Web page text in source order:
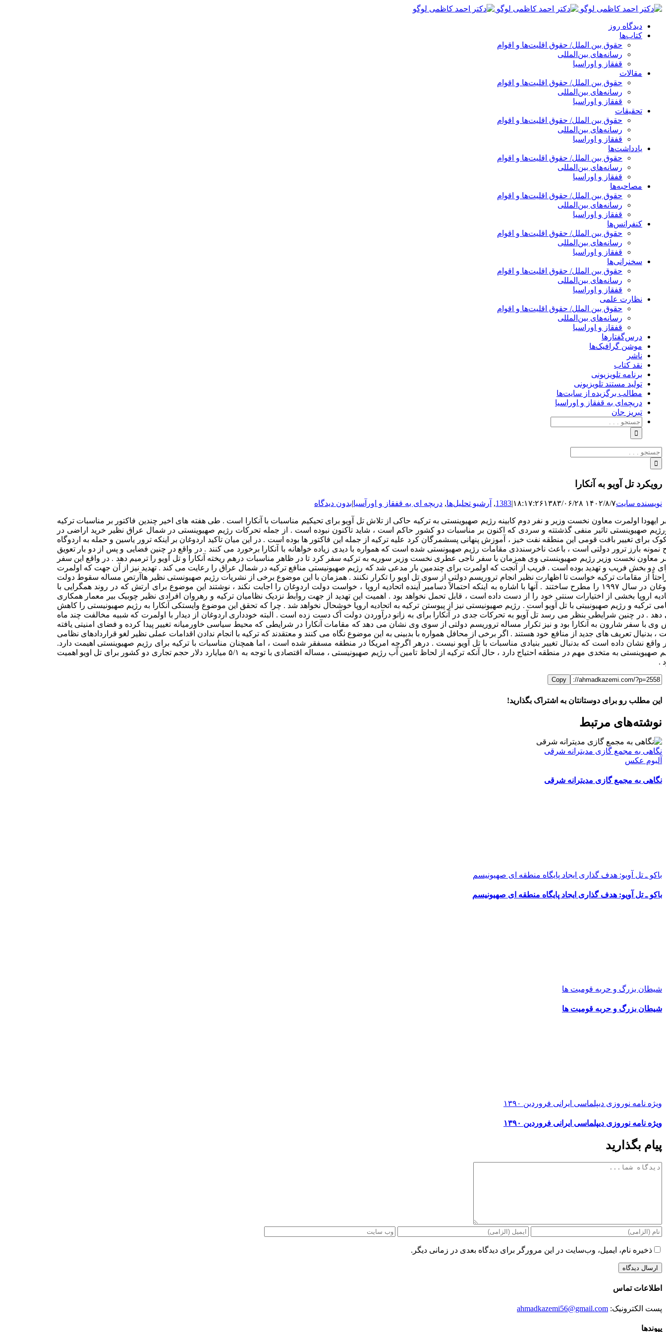
پرش
محتوا
دیدگاه روز
کتاب‌ها
حقوق بین الملل/ حقوق اقلیت‌ها و اقوام
رسانه‌های بین‌المللی
قفقاز و اوراسیا
مقالات
حقوق بین الملل/ حقوق اقلیت‌ها و اقوام
رسانه‌های بین‌المللی
قفقاز و اوراسیا
تحقیقات
حقوق بین الملل/ حقوق اقلیت‌ها و اقوام
رسانه‌های بین‌المللی
قفقاز و اوراسیا
یادداشت‌ها
حقوق بین الملل/ حقوق اقلیت‌ها و اقوام
رسانه‌های بین‌المللی
قفقاز و اوراسیا
مصاحبه‌ها
حقوق بین الملل/ حقوق اقلیت‌ها و اقوام
رسانه‌های بین‌المللی
قفقاز و اوراسیا
کنفرانس‌ها
حقوق بین الملل/ حقوق اقلیت‌ها و اقوام
رسانه‌های بین‌المللی
قفقاز و اوراسیا
سخنرانی‌ها
حقوق بین الملل/ حقوق اقلیت‌ها و اقوام
رسانه‌های بین‌المللی
قفقاز و اوراسیا
نظارت علمی
حقوق بین الملل/ حقوق اقلیت‌ها و اقوام
رسانه‌های بین‌المللی
قفقاز و اوراسیا
درس‌گفتارها
موشن گرافیک‌ها
ناشر
نقد کتاب
برنامه‌ تلویزیونی
تولید مستند تلویزیونی
مطالب برگزیده از سایت‌ها
دریچه‌ای به قفقاز و اوراسیا
تبریزِ جان
جستجو
برای:
جستجو
برای:
رویکرد تل آویو به آنکارا
نویسنده سایت۱۴۰۲/۸/۷ ۱۸:۱۷:۲۶ ۱۳۸۳/۰۶/۲۸ |
1383
, آرشیو تحلیل‌ها, دریچه ای به قفقاز و اورآسیا|بدون دیدگاه
ایهودا اولمرت معاون نخست وزیر و نفر دوم کابینه رژیم صهیوینستی به ترکیه حاکی از تلاش تل آویو برای تحیکیم مناسبات با آنکارا است . طی هفته های اخیر چندین فاکتور بر مناسبات ترکیه
صهیوینستی تاثیر منفی گذشتته و سردی که اکنون بر مناسبات دو کشور حاکم است ، شاید تاکنون نبوده است . از جمله تحرکات رژیم صهیوینستی در شمال عراق نظیر خرید اراضی در
برای تغییر بافت قومی این منطقه نفت خیز ، آموزش پنهانی پسشمرگان کرد علیه ترکیه از جمله این فاکتور ها بوده است . در این میان تاکید اردوغان بر اینکه ترور یاسین و حمله به اردوگاه
نمونه بارز ترور دولتی است ، باعث ناخرسندذی مقامات رژیم صهیونستی شده است که همواره با دیدی زیاده خواهانه با آنکارا برخورد می کنند . در واقع در چنین فضایی و پس از دو بار تعویق
معاون نخست وزیر رژیم صهیوینستی وی همزمان با سفر ناجی عطری نخست وزیر سوریه به ترکیه سفر کرد تا در ظاهر مناسبات درهم ریخته آنکارا و تل آویو را ترمیم دهد . در واقع این سفر
دو بخش فریب و تهدید بوده است . فریب از آنجت که اولمرت برای چندمین بار مدعی شد که رژیم صهیونیستی منافع ترکیه در شمال عراق را رعایت می کند . تهدید نیز از آن جهت که اولمرت
از مقامات ترکیه خواست تا اظهارت نظیر انجام تروریسم دولتی از سوی تل اویو را تکرار نکنند . همزمان با این موضوع برخی از نشریات رژیم صهیونستی نظیر هاآرتص مساله سقوط دولت
اردوغان در سال ۱۹۹۷ را مطرح ساختند . آنها با اشاره به اینکه احتمالاً دسامبر آینده اتحادیه اروپا ، خواست دولت اردوغان را اجابت نکند ، نوشتند این موضوع برای ارتش که در روند همگرایی با
اروپا بخشی از اختیارات سنتی خود را از دست داده است ، قابل تحمل نخواهد بود . اهمیت این تهدید از جهت روابط نزدیک نظامیان ترکیه و رهروان افرادی نظیر چوبیک بیر معمار همکاری
ترکیه و رژیم صهیونییتی با تل آویو است . رژیم صهیونیستی نیز از پیوستن ترکیه به اتحادیه اروپا خوشحال نخواهد شد . چرا که تحقق این موضوع وایستکی آنکارا به رژیم صهیونیستی را کاهش
. در چنین شرایطی بنظر می رسد تل آویو به تحرکات جدی در آنکارا برای به زانو درآوردن دولت آک دست زده است . البته خودداری اردوغان از دیدار با اولمرت که شبیه مخالفت چند ماه
وی با سفر شارون به آنکارا بود و نیز تکرار مساله تروریسم دولتی از سوی وی نشان می دهد که مقامات آنکارا در شرایطی که محیط سیاسی خاورمیانه تغییر پیدا کرده و فضای امنیتی یافته
، بدنیال تعریف های جدید از منافع خود هستند . اگر برخی از محافل همواره با بدبینی به این موضوع نگاه می کنند و معتقدند که ترکیه با انجام ندادن اقدامات عملی نظیر لغو قراردادهای نظامی
واقع نشان داده است که بدنبال تغییر بنیادی مناسبات با تل آویو نیست . درهر اگرچه امریکا در منطقه مسفقر شده است ، اما همچنان مناسبات با ترکیه برای رژیم صهیوینستی اهیمت دارد.
رژیم صهیوینستی به متخدی مهم در منطقه احتیاج دارد ، حال آنکه ترکیه از لحاظ تامین آب رژیم صهیونیستی ، مساله اقتصادی با توجه به ۵/۱ میایارد دلار حجم تجاری دو کشور برای تل اویو اهمیت
.
Copy
این مطلب رو برای دوستانتان به اشتراک بگذارید!
FacebookX
LinkedIn
WhatsApp
Telegram
ایمیل
نوشته‌‌های مرتبط
نگاهی به مجمع گازی مدیترانه شرقی
آلبوم عکس
نگاهی به مجمع گازی مدیترانه شرقی
باکو ـ تل آویو: هدف گذاری ایجاد پایگاه منطقه ای صهیونیسم
باکو ـ تل آویو: هدف گذاری ایجاد پایگاه منطقه ای صهیونیسم
شیطان بزرگ و حربه قومیت ها
شیطان بزرگ و حربه قومیت ها
ویژه نامه نوروزی دیپلماسی ایرانی فروردین ۱۳۹۰
ویژه نامه نوروزی دیپلماسی ایرانی فروردین ۱۳۹۰
پیام بگذارید
دیدگاه
ذخیره نام، ایمیل، وب‌سایت در این مرورگر برای دیدگاه بعدی در زمانی دیگر.
اطلاعات تماس
پست الکترونیک: ahmadkazemi56@gmail.com
پیوندها